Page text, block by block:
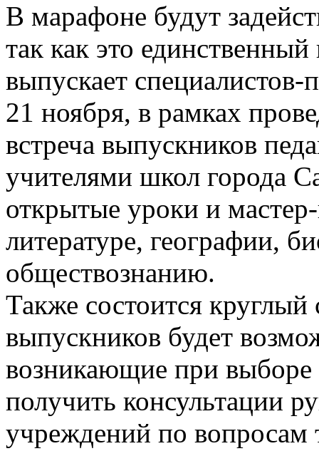
В марафоне будут
так как это
выпускает специалистов-
21 ноября, в рамках
встреча выпускников
учителями школ города
открытые уроки и
литературе, географии,
обществознанию.
Также состоится круглый
выпускников будет
возникающие при выборе
получить консультации
учреждений по вопросам